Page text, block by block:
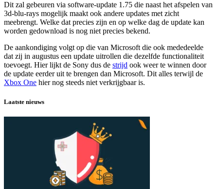
Dit zal gebeuren via software-update 1.75 die naast het afspelen van
3d-blu-rays mogelijk maakt ook andere updates met zicht
meebrengt. Welke dat precies zijn en op welke dag de update kan
worden gedownload is nog niet precies bekend.
De aankondiging volgt op die van Microsoft die ook mededeelde
dat zij in augustus een update uitrollen die dezelfde functionaliteit
toevoegt. Hier lijkt de Sony dus de strijd ook weer te winnen door
de update eerder uit te brengen dan Microsoft. Dit alles terwijl de
Xbox One hier nog steeds niet verkrijgbaar is.
Laatste nieuws